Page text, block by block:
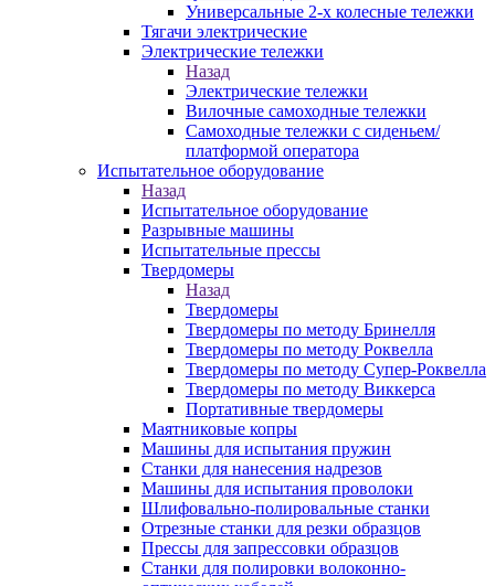
Универсальные 2-х колесные тележки
Тягачи электрические
Электрические тележки
Назад
Электрические тележки
Вилочные самоходные тележки
Самоходные тележки с сиденьем/
платформой оператора
Испытательное оборудование
Назад
Испытательное оборудование
Разрывные машины
Испытательные прессы
Твердомеры
Назад
Твердомеры
Твердомеры по методу Бринелля
Твердомеры по методу Роквелла
Твердомеры по методу Супер-Роквелла
Твердомеры по методу Виккерса
Портативные твердомеры
Маятниковые копры
Машины для испытания пружин
Станки для нанесения надрезов
Машины для испытания проволоки
Шлифовально-полировальные станки
Отрезные станки для резки образцов
Прессы для запрессовки образцов
Станки для полировки волоконно-